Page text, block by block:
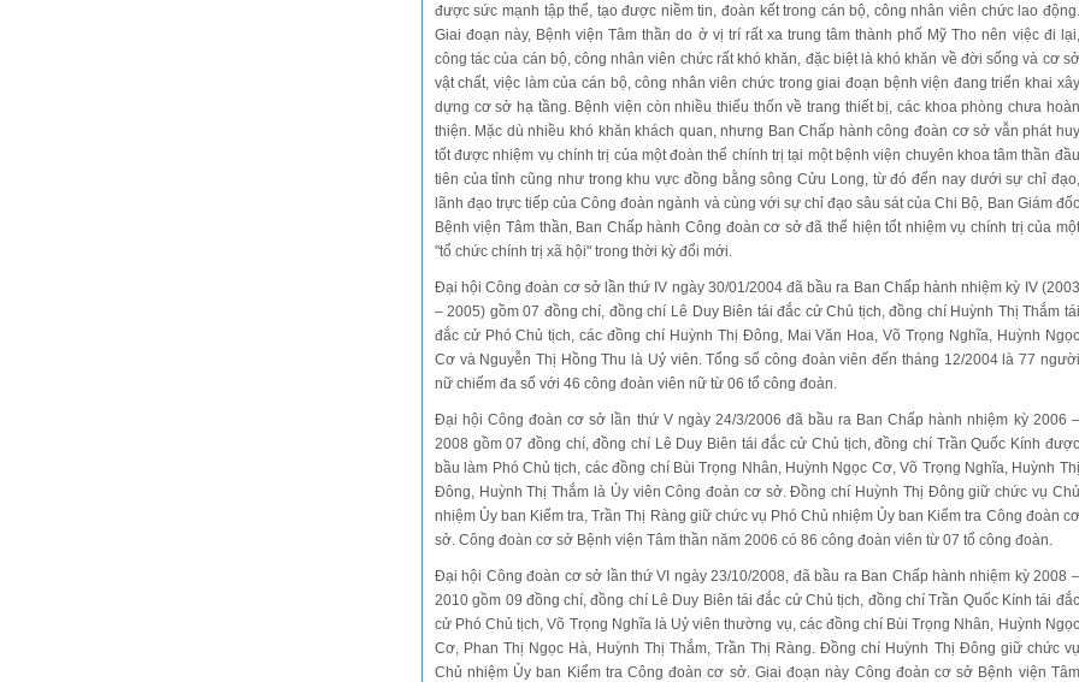
được sức mạnh tập thể, tạo được niềm tin, đoàn kết trong cán bộ, công nhân viên chức lao động.
Giai đoạn này, Bệnh viện Tâm thần do ở vị trí rất xa trung tâm thành phố Mỹ Tho nên việc đi lại,
công tác của cán bộ, công nhân viên chức rất khó khăn, đặc biệt là khó khăn về đời sống và cơ sở
vật chất, việc làm của cán bộ, công nhân viên chức trong giai đoạn bệnh viện đang triển khai xây
dựng cơ sở hạ tầng. Bệnh viện còn nhiều thiếu thốn về trang thiết bị, các khoa phòng chưa hoàn
thiện. Mặc dù nhiều khó khăn khách quan, nhưng Ban Chấp hành công đoàn cơ sở vẫn phát huy
tốt được nhiệm vụ chính trị của một đoàn thể chính trị tại một bệnh viện chuyên khoa tâm thần đầu
tiên của tỉnh cũng như trong khu vực đồng bằng sông Cửu Long, từ đó đến nay dưới sự chỉ đạo,
lãnh đạo trực tiếp của Công đoàn ngành và cùng với sự chỉ đạo sâu sát của Chi Bộ, Ban Giám đốc
Bệnh viện Tâm thần, Ban Chấp hành Công đoàn cơ sở đã thể hiện tốt nhiệm vụ chính trị của một
"tổ chức chính trị xã hội" trong thời kỳ đổi mới.
Đại hội Công đoàn cơ sở lần thứ IV ngày 30/01/2004 đã bầu ra Ban Chấp hành nhiệm kỳ IV (2003
– 2005) gồm 07 đồng chí, đồng chí Lê Duy Biên tái đắc cử Chủ tịch, đồng chí Huỳnh Thị Thắm tái
đắc cử Phó Chủ tịch, các đồng chí Huỳnh Thị Đông, Mai Văn Hoa, Võ Trọng Nghĩa, Huỳnh Ngọc
Cơ và Nguyễn Thị Hồng Thu là Uỷ viên. Tổng số công đoàn viên đến tháng 12/2004 là 77 người
nữ chiếm đa số với 46 công đoàn viên nữ từ 06 tổ công đoàn.
Đại hội Công đoàn cơ sở lần thứ V ngày 24/3/2006 đã bầu ra Ban Chấp hành nhiệm kỳ 2006 –
2008 gồm 07 đồng chí, đồng chí Lê Duy Biên tái đắc cử Chủ tịch, đồng chí Trần Quốc Kính được
bầu làm Phó Chủ tịch, các đồng chí Bùi Trọng Nhân, Huỳnh Ngọc Cơ, Võ Trọng Nghĩa, Huỳnh Thị
Đông, Huỳnh Thị Thắm là Ủy viên Công đoàn cơ sở. Đồng chí Huỳnh Thị Đông giữ chức vụ Chủ
nhiệm Ủy ban Kiểm tra, Trần Thị Ràng giữ chức vụ Phó Chủ nhiệm Ủy ban Kiểm tra Công đoàn cơ
sở. Công đoàn cơ sở Bệnh viện Tâm thần năm 2006 có 86 công đoàn viên từ 07 tổ công đoàn.
Đại hội Công đoàn cơ sở lần thứ VI ngày 23/10/2008, đã bầu ra Ban Chấp hành nhiệm kỳ 2008 –
2010 gồm 09 đồng chí, đồng chí Lê Duy Biên tái đắc cử Chủ tịch, đồng chí Trần Quốc Kính tái đắc
cử Phó Chủ tịch, Võ Trọng Nghĩa là Uỷ viên thường vụ, các đồng chí Bùi Trọng Nhân, Huỳnh Ngọc
Cơ, Phan Thị Ngọc Hà, Huỳnh Thị Thắm, Trần Thị Ràng. Đồng chí Huỳnh Thị Đông giữ chức vụ
Chủ nhiệm Ủy ban Kiểm tra Công đoàn cơ sở. Giai đoạn này Công đoàn cơ sở Bệnh viện Tâm